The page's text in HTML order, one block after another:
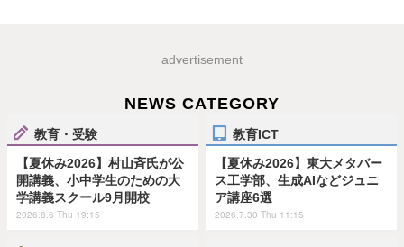
advertisement
NEWS CATEGORY
教育・受験
【夏休み2026】村山斉氏が公
開講義、小中学生のための大
学講義スクール9月開校
2026.8.6 Thu 19:15
教育ICT
【夏休み2026】東大メタバー
ス工学部、生成AIなどジュニ
ア講座6選
2026.7.30 Thu 11:15